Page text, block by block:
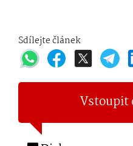
Sdílejte článek
Vstoupit